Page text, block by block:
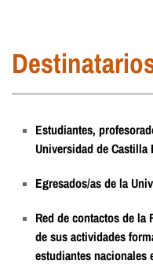
Estudiantes,
Universidad de Castilla
Egresados/as de la
Red de contactos de la
de sus actividades
estudiantes nacionales